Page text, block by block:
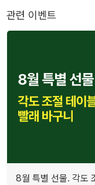
관련 이벤트
8월 특별 선물. 각도